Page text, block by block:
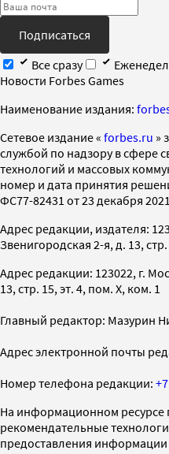
Подписаться
Все сразу
Новости Forbes Games
Наименование издания:
Cетевое издание « forbes.ru »
службой по надзору в сфере
технологий и массовых
номер и дата принятия
ФС77-82431 от 23 декабря
Адрес редакции, издателя:
Звенигородская 2-я, д. 13,
Адрес редакции: 123022, г.
13, стр. 15, эт. 4, пом. X, ком. 1
Главный редактор: Мазурин
Адрес электронной почты
Номер телефона редакции:
На информационном ресурсе
рекомендательные
предоставления информации